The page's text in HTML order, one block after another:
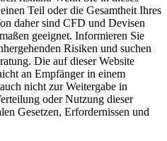
Teil oder die Gesamtheit Ihres
daher sind CFD und Devisen
geeignet. Informieren Sie
Risiken und suchen
Die auf dieser Website
an Empfänger in einem
nicht zur Weitergabe in
oder Nutzung dieser
Gesetzen, Erfordernissen und